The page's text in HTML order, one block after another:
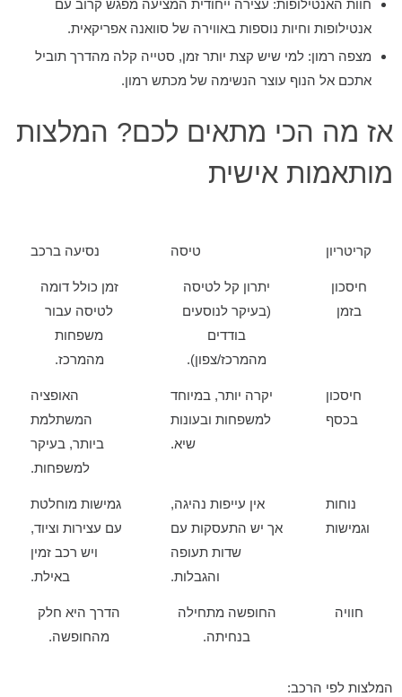
חוות האנטילופות: עצירה ייחודית המציעה מפגש קרוב עם
אנטילופות וחיות נוספות באווירה של סוואנה אפריקאית.
מצפה רמון: למי שיש קצת יותר זמן, סטייה קלה מהדרך תוביל
אתכם אל הנוף עוצר הנשימה של מכתש רמון.
אז מה הכי מתאים לכם? המלצות
מותאמות אישית
קריטריון טיסה נסיעה ברכב
חיסכון
בזמן
יתרון קל לטיסה
(בעיקר לנוסעים
בודדים
מהמרכז/צפון).
זמן כולל דומה
לטיסה עבור
משפחות
מהמרכז.
חיסכון
בכסף
יקרה יותר, במיוחד
למשפחות ובעונות
שיא.
האופציה
המשתלמת
ביותר, בעיקר
למשפחות.
נוחות
וגמישות
אין עייפות נהיגה,
אך יש התעסקות עם
שדות תעופה
והגבלות.
גמישות מוחלטת
עם עצירות וציוד,
ויש רכב זמין
באילת.
חוויה
החופשה מתחילה
בנחיתה.
הדרך היא חלק
מהחופשה.
המלצות לפי הרכב: